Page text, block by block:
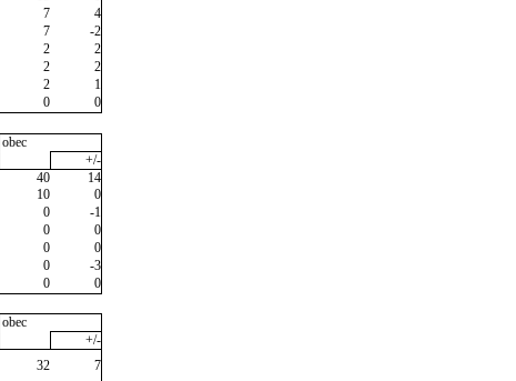
7
4
7
-2
2
2
2
2
2
1
0
0
obec
+/-
40
14
10
0
0
-1
0
0
0
0
0
-3
0
0
obec
+/-
32
7